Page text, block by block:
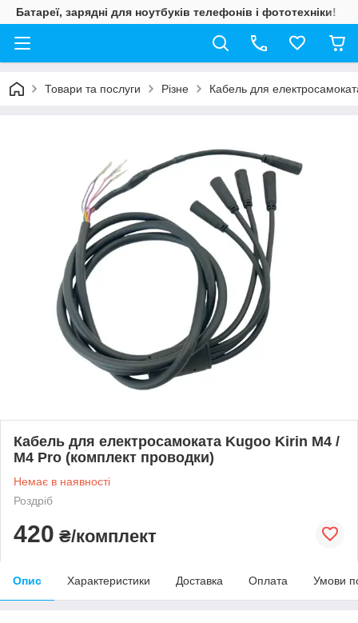
Батареї, зарядні для ноутбуків телефонів і фототехніки!
Товари та послуги Різне Кабель для
Кабель для електросамоката Kugoo Kirin M4 /
M4 Pro (комплект проводки)
Немає в наявності
Роздріб
420 ₴/комплект
Опис Характеристики Доставка Оплата Умови